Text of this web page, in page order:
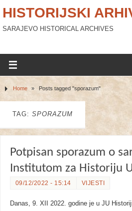
HISTORIJSKI
SARAJEVO HISTORICAL ARCHIVES
Home » Posts tagged "sporazum"
TAG: SPORAZUM
Potpisan sporazum o
Institutom za Historiju
09/12/2022 - 15:14 VIJESTI
Danas, 9. XII 2022. godine je u JU